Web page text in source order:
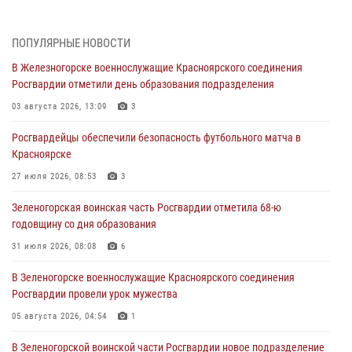
05 августа 2026, 04:52 1
В Красноярске сотрудники вневедомственной охраны Росгвардии
задержали подозреваемого в серии краж из гипермаркета
04 августа 2026, 09:57
Сотрудники Росгвардии обеспечили общественный порядок во
время проведения экстремального заплыва в Дудинке
04 августа 2026, 08:36
В Красноярске сотрудники Росгвардии задержали подозреваемого
в серии краж из супермаркета
04 августа 2026, 06:50
Военнослужащие Красноярского соединения Росгвардии
познакомили отдыхающих детей с тонкостями РХБ защиты
03 августа 2026, 13:12 2
ПОПУЛЯРНЫЕ НОВОСТИ
В Железногорске военнослужащие Красноярского соединения
Росгвардии отметили день образования подразделения
03 августа 2026, 13:09 3
Росгвардейцы обеспечили безопасность футбольного матча в
Красноярске
27 июля 2026, 08:53 3
Зеленогорская воинская часть Росгвардии отметила 68-ю
годовщину со дня образования
31 июля 2026, 08:08 6
В Зеленогорске военнослужащие Красноярского соединения
Росгвардии провели урок мужества
05 августа 2026, 04:54 1
В Зеленогорской воинской части Росгвардии новое подразделение